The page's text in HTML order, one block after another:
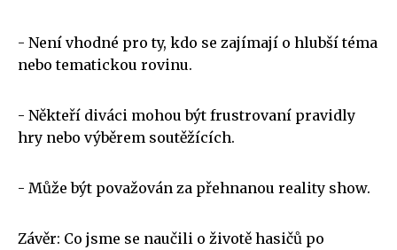
- Není vhodné pro ty, kdo se zajímají o hlubší téma
nebo tematickou rovinu.
- Někteří diváci mohou být frustrovaní pravidly
hry nebo výběrem soutěžících.
- Může být považován za přehnanou reality show.
Závěr: Co jsme se naučili o životě hasičů po